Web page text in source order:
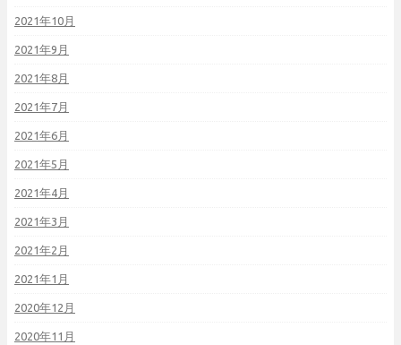
2021年10月
2021年9月
2021年8月
2021年7月
2021年6月
2021年5月
2021年4月
2021年3月
2021年2月
2021年1月
2020年12月
2020年11月